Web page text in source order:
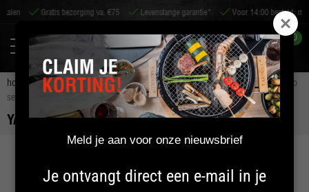
Gratis bezorging va. €75 Levenslange garantie* Voor 14:00 besteld:
0
home accessoires bbq accessoires grill verhogers
yakiniku pro
set | large
YAKINIKU PRO SET | LARGE
Meld je aan voor onze nieuwsbrief
Je ontvangt direct een e-mail in je